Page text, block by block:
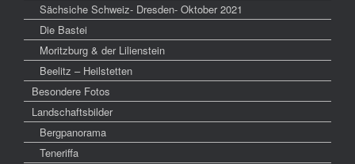
Sächsiche Schweiz- Dresden- Oktober 2021
Die Bastei
Moritzburg & der Lilienstein
Beelitz – Heilstetten
Besondere Fotos
Landschaftsbilder
Bergpanorama
Teneriffa